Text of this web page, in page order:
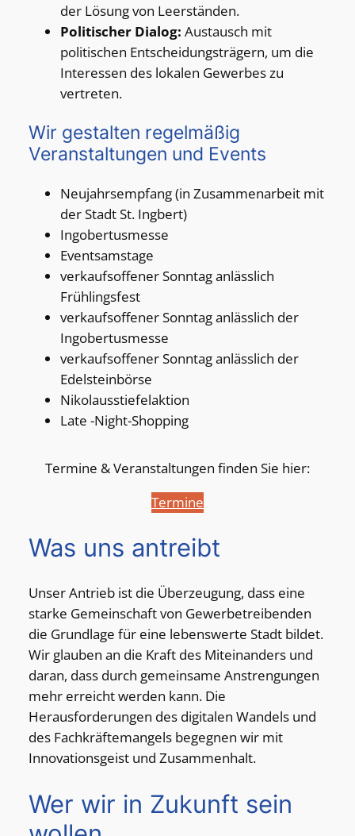
der Lösung von Leerständen.
Politischer Dialog: Austausch mit
politischen Entscheidungsträgern, um die
Interessen des lokalen Gewerbes zu
vertreten.
Wir gestalten regelmäßig
Veranstaltungen und Events
Neujahrsempfang (in Zusammenarbeit mit
der Stadt St. Ingbert)
Ingobertusmesse
Eventsamstage
verkaufsoffener Sonntag anlässlich
Frühlingsfest
verkaufsoffener Sonntag anlässlich der
Ingobertusmesse
verkaufsoffener Sonntag anlässlich der
Edelsteinbörse
Nikolausstiefelaktion
Late -Night-Shopping
Termine & Veranstaltungen finden Sie hier:
Termine
Was uns antreibt
Unser Antrieb ist die Überzeugung, dass eine
starke Gemeinschaft von Gewerbetreibenden
die Grundlage für eine lebenswerte Stadt bildet.
Wir glauben an die Kraft des Miteinanders und
daran, dass durch gemeinsame Anstrengungen
mehr erreicht werden kann. Die
Herausforderungen des digitalen Wandels und
des Fachkräftemangels begegnen wir mit
Innovationsgeist und Zusammenhalt.
Wer wir in Zukunft sein